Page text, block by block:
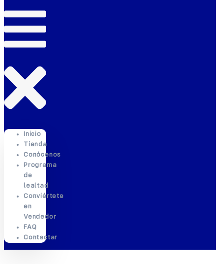
Inicio
Tienda
Conócenos
Programa
de
lealtad
Conviértete
en
Vendedor
FAQ
Contactar